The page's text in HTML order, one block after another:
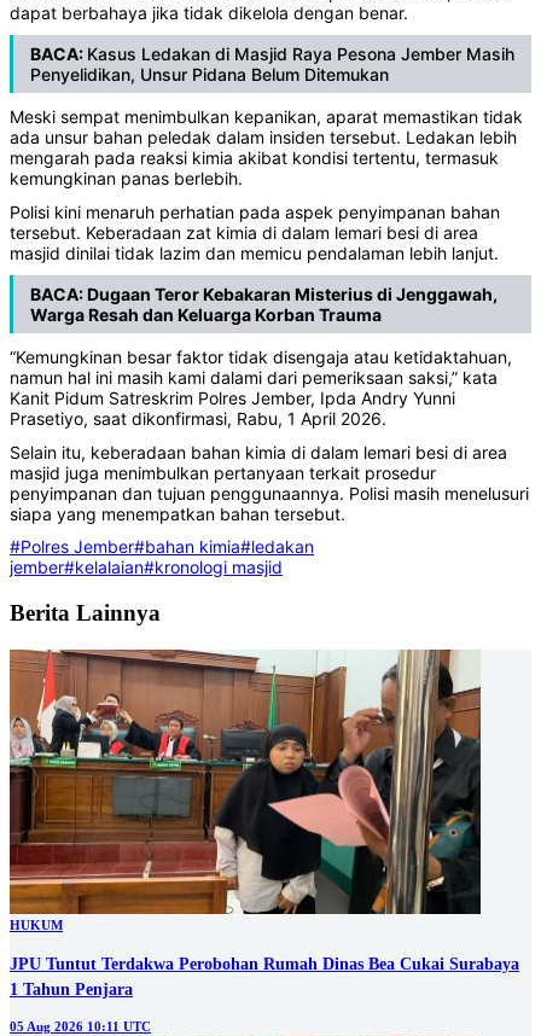
dapat berbahaya jika tidak dikelola dengan benar.
BACA: Kasus Ledakan di Masjid Raya Pesona Jember Masih
Penyelidikan, Unsur Pidana Belum Ditemukan
Meski sempat menimbulkan kepanikan, aparat memastikan tidak
ada unsur bahan peledak dalam insiden tersebut. Ledakan lebih
mengarah pada reaksi kimia akibat kondisi tertentu, termasuk
kemungkinan panas berlebih.
Polisi kini menaruh perhatian pada aspek penyimpanan bahan
tersebut. Keberadaan zat kimia di dalam lemari besi di area
masjid dinilai tidak lazim dan memicu pendalaman lebih lanjut.
BACA:Dugaan Teror Kebakaran Misterius di Jenggawah,
Warga Resah dan Keluarga Korban Trauma
“Kemungkinan besar faktor tidak disengaja atau ketidaktahuan,
namun hal ini masih kami dalami dari pemeriksaan saksi,” kata
Kanit Pidum Satreskrim Polres Jember, Ipda Andry Yunni
Prasetiyo, saat dikonfirmasi, Rabu, 1 April 2026.
Selain itu, keberadaan bahan kimia di dalam lemari besi di area
masjid juga menimbulkan pertanyaan terkait prosedur
penyimpanan dan tujuan penggunaannya. Polisi masih menelusuri
siapa yang menempatkan bahan tersebut.
#Polres Jember#bahan kimia#ledakan
jember#kelalaian#kronologi masjid
Berita Lainnya
HUKUM
JPU Tuntut Terdakwa Perobohan Rumah Dinas Bea Cukai Surabaya
1 Tahun Penjara
05 Aug 2026 10:11 UTC